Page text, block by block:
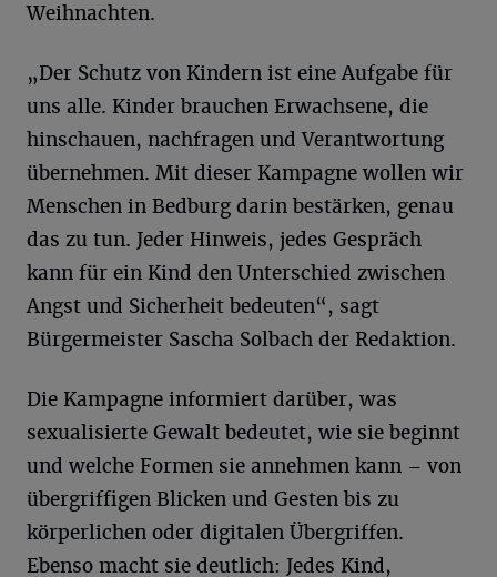
Weihnachten.
„Der Schutz von Kindern ist eine Aufgabe für
uns alle. Kinder brauchen Erwachsene, die
hinschauen, nachfragen und Verantwortung
übernehmen. Mit dieser Kampagne wollen wir
Menschen in Bedburg darin bestärken, genau
das zu tun. Jeder Hinweis, jedes Gespräch
kann für ein Kind den Unterschied zwischen
Angst und Sicherheit bedeuten“, sagt
Bürgermeister Sascha Solbach der Redaktion.
Die Kampagne informiert darüber, was
sexualisierte Gewalt bedeutet, wie sie beginnt
und welche Formen sie annehmen kann – von
übergriffigen Blicken und Gesten bis zu
körperlichen oder digitalen Übergriffen.
Ebenso macht sie deutlich: Jedes Kind,